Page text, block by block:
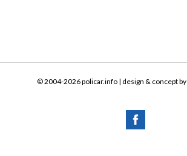
© 2004-2026 policar.info | design & concept by